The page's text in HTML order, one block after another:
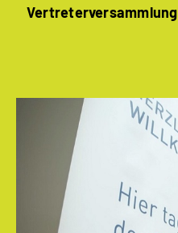
Vertreterversammlung